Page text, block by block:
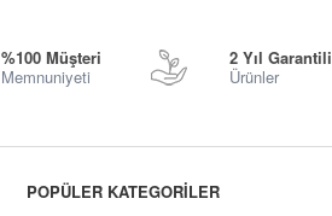
%100 Müşteri
Memnuniyeti
2 Yıl Garantili
Ürünler
POPÜLER KATEGORİLER